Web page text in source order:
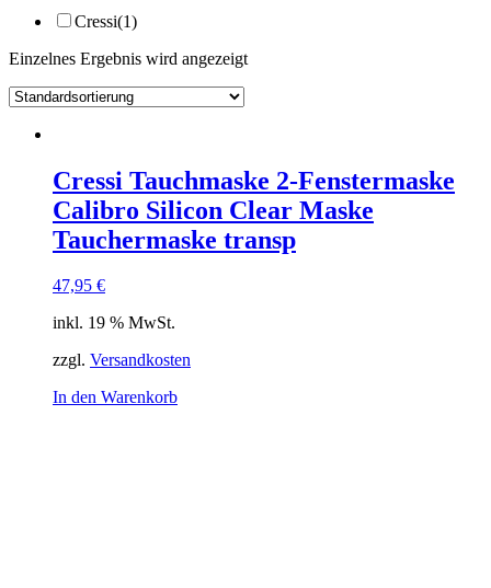
Cressi(1)
Einzelnes Ergebnis wird angezeigt
Cressi Tauchmaske 2-Fenstermaske
Calibro Silicon Clear Maske
Tauchermaske transp
47,95 €
inkl. 19 % MwSt.
zzgl. Versandkosten
In den Warenkorb